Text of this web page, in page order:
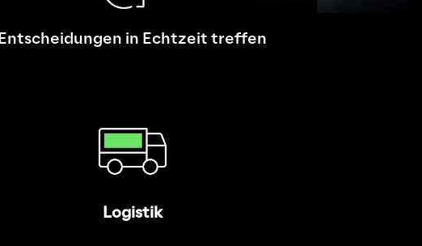
Entscheidungen in Echtzeit treffen
Logistik